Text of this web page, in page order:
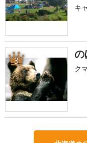
キ
3
ク